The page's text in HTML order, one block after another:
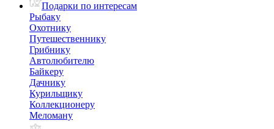
Подарки по интересам
Рыбаку
Охотнику
Путешественнику
Грибнику
Автолюбителю
Байкеру
Дачнику
Курильщику
Коллекционеру
Меломану